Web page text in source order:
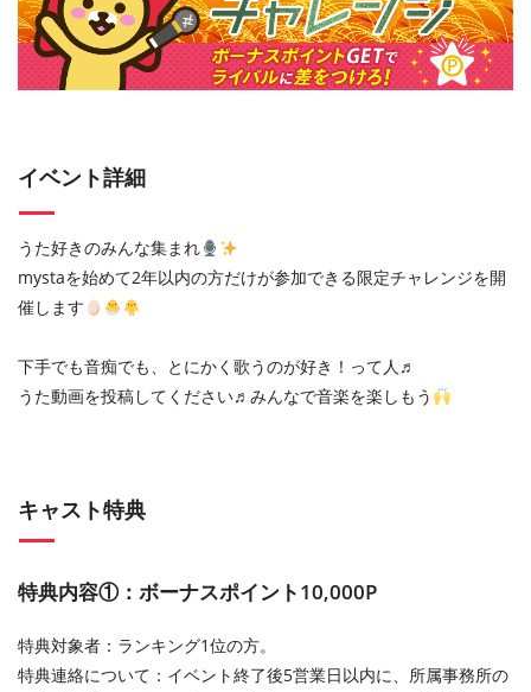
イベント詳細
うた好きのみんな集まれ
mystaを始めて2年以内の方だけが参加できる限定チャレンジを開
催します
下手でも音痴でも、とにかく歌うのが好き！って人♬
うた動画を投稿してください♬みんなで音楽を楽しもう
キャスト特典
特典内容①：ボーナスポイント10,000P
特典対象者：ランキング1位の方。
特典連絡について：イベント終了後5営業日以内に、所属事務所の